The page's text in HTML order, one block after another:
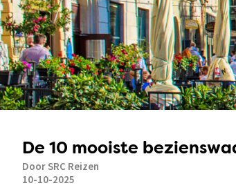
De 10 mooiste
Door SRC Reizen
10-10-2025